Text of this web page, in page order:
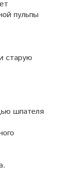
пульпы
старую
шпателя